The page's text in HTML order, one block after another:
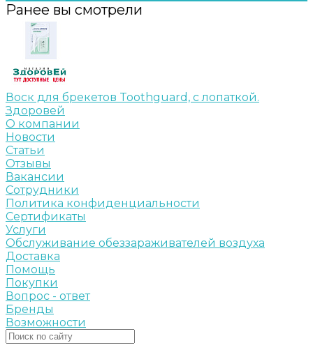
Ранее вы смотрели
Воск для брекетов Toothguard, с лопаткой.
Здоровей
О компании
Новости
Статьи
Отзывы
Вакансии
Сотрудники
Политика конфиденциальности
Сертификаты
Услуги
Обслуживание обеззараживателей воздуха
Доставка
Помощь
Покупки
Вопрос - ответ
Бренды
Возможности